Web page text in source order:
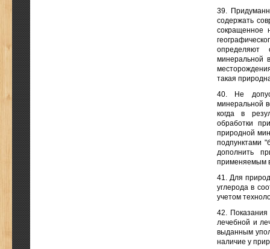
39.
содержать
сокращенное
определяют
минеральной
такая
40. Не
минеральной
когда в
обработки
природной
подпунктами
дополнить
применяемым
41. Для
углерода в
учетом
42.
лечебной и
выданным
наличие у